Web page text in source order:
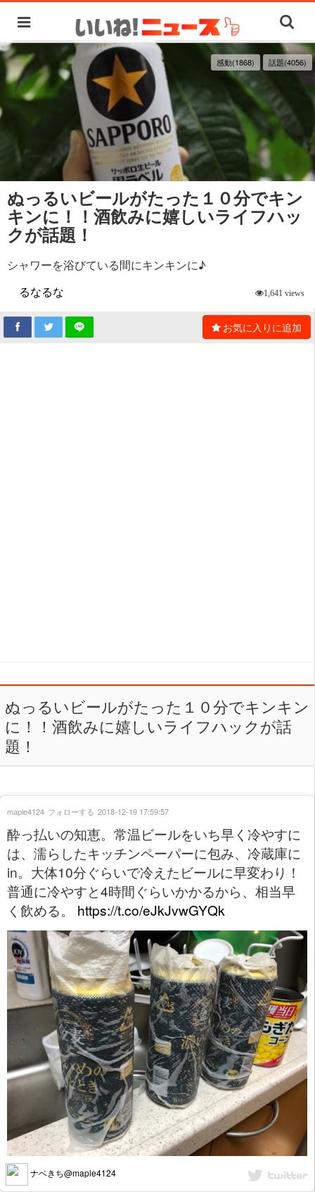
感動(1868) 話題(4056)
ぬっるいビールがたった１０分でキン
キンに！！酒飲みに嬉しいライフハッ
クが話題！
シャワーを浴びている間にキンキンに♪
るなるな
1,641 views
お気に入りに追加
ぬっるいビールがたった１０分でキンキン
に！！酒飲みに嬉しいライフハックが話
題！
酔っ払いの知恵。常温ビールをいち早く冷やすに
は、濡らしたキッチンペーパーに包み、冷蔵庫に
in。大体10分ぐらいで冷えたビールに早変わり！
普通に冷やすと4時間ぐらいかかるから、相当早
く飲める。 https://t.co/eJkJvwGYQk
ナベきち@maple4124
maple4124 フォローする 2018-12-19 17:59:57